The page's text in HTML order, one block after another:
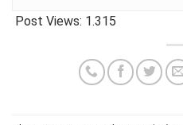
Post Views: 1.315